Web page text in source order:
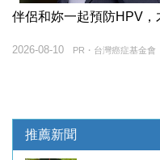
伴侶和妳一起預防HPV，
PR・台灣癌症基金會
2026-08-10
推薦新聞